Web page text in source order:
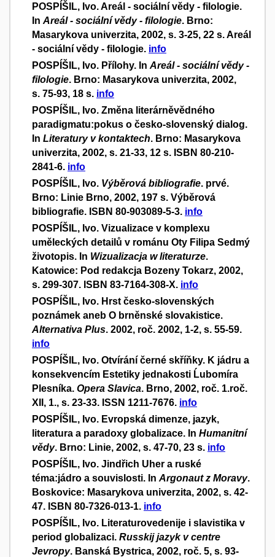
POSPÍŠIL, Ivo. Areál - sociální vědy - filologie.
In Areál - sociální vědy - filologie. Brno:
Masarykova univerzita, 2002, s. 3-25, 22 s. Areál
- sociální vědy - filologie. info
POSPÍŠIL, Ivo. Přílohy. In Areál - sociální vědy -
filologie. Brno: Masarykova univerzita, 2002,
s. 75-93, 18 s. info
POSPÍŠIL, Ivo. Změna literárněvědného
paradigmatu:pokus o česko-slovenský dialog.
In Literatury v kontaktech. Brno: Masarykova
univerzita, 2002, s. 21-33, 12 s. ISBN 80-210-
2841-6. info
POSPÍŠIL, Ivo. Výběrová bibliografie. prvé.
Brno: Linie Brno, 2002, 197 s. Výběrová
bibliografie. ISBN 80-903089-5-3. info
POSPÍŠIL, Ivo. Vizualizace v komplexu
uměleckých detailů v románu Oty Filipa Sedmý
životopis. In Wizualizacja w literaturze.
Katowice: Pod redakcja Bozeny Tokarz, 2002,
s. 299-307. ISBN 83-7164-308-X. info
POSPÍŠIL, Ivo. Hrst česko-slovenských
poznámek aneb O brněnské slovakistice.
Alternativa Plus. 2002, roč. 2002, 1-2, s. 55-59.
info
POSPÍŠIL, Ivo. Otvírání černé skříňky. K jádru a
konsekvencím Estetiky jednakosti Ĺubomíra
Plesníka. Opera Slavica. Brno, 2002, roč. 1.roč.
XII, 1., s. 23-33. ISSN 1211-7676. info
POSPÍŠIL, Ivo. Evropská dimenze, jazyk,
literatura a paradoxy globalizace. In Humanitní
vědy. Brno: Linie, 2002, s. 47-70, 23 s. info
POSPÍŠIL, Ivo. Jindřich Uher a ruské
téma:jádro a souvislosti. In Argonaut z Moravy.
Boskovice: Masarykova univerzita, 2002, s. 42-
47. ISBN 80-7326-013-1. info
POSPÍŠIL, Ivo. Literaturovedenije i slavistika v
period globalizaci. Russkij jazyk v centre
Jevropy. Banská Bystrica, 2002, roč. 5, s. 93-